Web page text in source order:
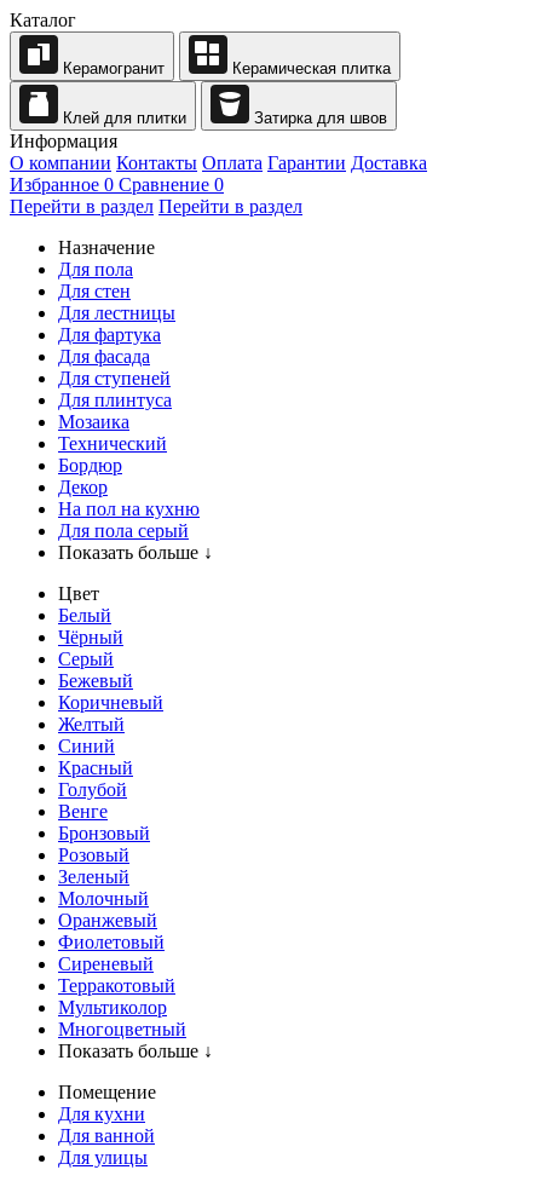
Каталог
Керамогранит Керамическая плитка
Клей для плитки Затирка для швов
Информация
О компании Контакты Оплата Гарантии Доставка
Избранное 0 Сравнение 0
Перейти в раздел Перейти в раздел
Назначение
Для пола
Для стен
Для лестницы
Для фартука
Для фасада
Для ступеней
Для плинтуса
Мозаика
Технический
Бордюр
Декор
На пол на кухню
Для пола серый
Показать больше ↓
Цвет
Белый
Чёрный
Серый
Бежевый
Коричневый
Желтый
Синий
Красный
Голубой
Венге
Бронзовый
Розовый
Зеленый
Молочный
Оранжевый
Фиолетовый
Сиреневый
Терракотовый
Мультиколор
Многоцветный
Показать больше ↓
Помещение
Для кухни
Для ванной
Для улицы